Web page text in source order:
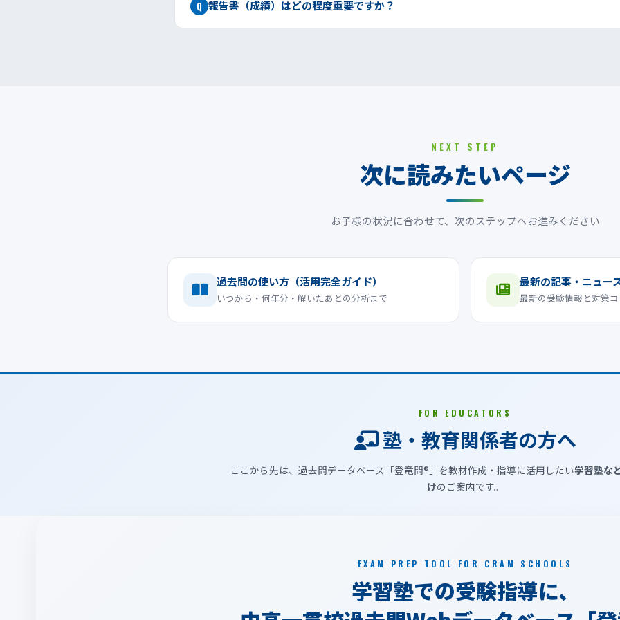
Q 報告書（成績）はどの程度重要ですか？
NEXT STEP
次に読みたいページ
お子様の状況に合わせて、次のステップへお進みください
過去問の使い方（活用完全ガイド）
いつから・何年分・解いたあとの分析まで
最新の記事・ニュー
最新の受験情報と対策
FOR EDUCATORS
塾・教育関係者の方へ
ここから先は、過去問データベース「登竜問®」を教材作成・指導に活用したい学習塾な
けのご案内です。
EXAM PREP TOOL FOR CRAM SCHOOLS
学習塾での受験指導に、